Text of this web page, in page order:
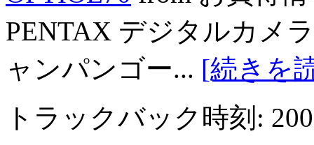
PENTAX デジタルカメ
ャンパンゴー... [続きを
トラックバック時刻: